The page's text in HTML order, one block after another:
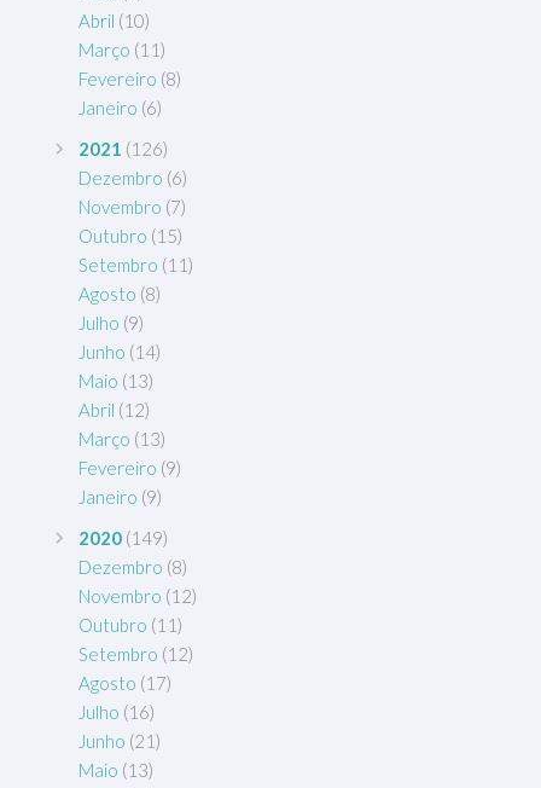
Abril (10)
Março (11)
Fevereiro (8)
Janeiro (6)
2021 (126)
Dezembro (6)
Novembro (7)
Outubro (15)
Setembro (11)
Agosto (8)
Julho (9)
Junho (14)
Maio (13)
Abril (12)
Março (13)
Fevereiro (9)
Janeiro (9)
2020 (149)
Dezembro (8)
Novembro (12)
Outubro (11)
Setembro (12)
Agosto (17)
Julho (16)
Junho (21)
Maio (13)